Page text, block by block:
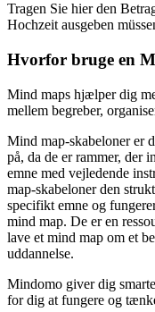
Tragen Sie hier den
Hochzeit ausgeben
Hvorfor bruge en
Mind maps hjælper dig
mellem begreber,
Mind map-skabeloner er
på, da de er rammer, der
emne med vejledende
map-skabeloner den
specifikt emne og
mind map. De er en
lave et mind map om et
uddannelse.
Mindomo giver dig
for dig at fungere og